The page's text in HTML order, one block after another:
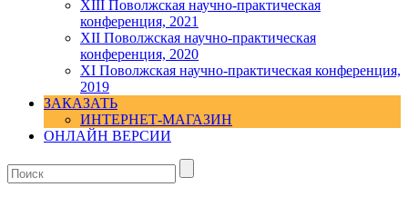
ХIII Поволжская научно-практическая
конференция, 2021
ХII Поволжская научно-практическая
конференция, 2020
XI Поволжская научно-практическая конференция,
2019
ЗАКАЗАТЬ
ИНТЕРНЕТ-МАГАЗИН
ОНЛАЙН ВЕРСИИ